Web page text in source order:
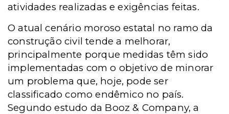
atividades realizadas e exigências feitas.
O atual cenário moroso estatal no ramo da
construção civil tende a melhorar,
principalmente porque medidas têm sido
implementadas com o objetivo de minorar
um problema que, hoje, pode ser
classificado como endêmico no país.
Segundo estudo da Booz & Company, a